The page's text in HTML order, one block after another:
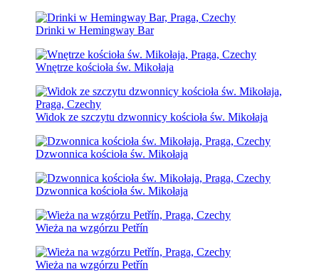
Drinki w Hemingway Bar
Wnętrze kościoła św. Mikołaja
Widok ze szczytu dzwonnicy kościoła św. Mikołaja
Dzwonnica kościoła św. Mikołaja
Dzwonnica kościoła św. Mikołaja
Wieża na wzgórzu Petřín
Wieża na wzgórzu Petřín